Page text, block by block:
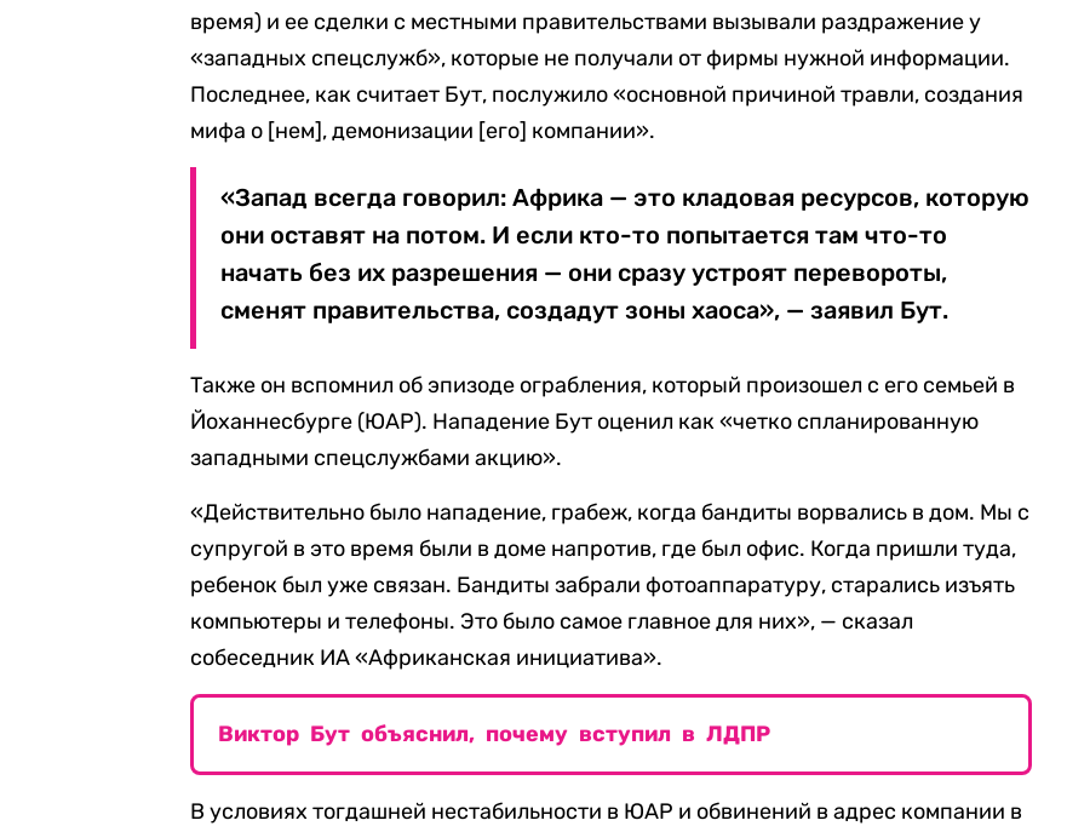
время) и ее сделки с местными правительствами вызывали раздражение у
«западных спецслужб», которые не получали от фирмы нужной информации.
Последнее, как считает Бут, послужило «основной причиной травли, создания
мифа о [нем], демонизации [его] компании».
«Запад всегда говорил: Африка — это кладовая ресурсов, которую
они оставят на потом. И если кто-то попытается там что-то
начать без их разрешения — они сразу устроят перевороты,
сменят правительства, создадут зоны хаоса», — заявил Бут.
Также он вспомнил об эпизоде ограбления, который произошел с его семьей в
Йоханнесбурге (ЮАР). Нападение Бут оценил как «четко спланированную
западными спецслужбами акцию».
«Действительно было нападение, грабеж, когда бандиты ворвались в дом. Мы с
супругой в это время были в доме напротив, где был офис. Когда пришли туда,
ребенок был уже связан. Бандиты забрали фотоаппаратуру, старались изъять
компьютеры и телефоны. Это было самое главное для них», — сказал
собеседник ИА «Африканская инициатива».
Виктор Бут объяснил, почему вступил в ЛДПР
В условиях тогдашней нестабильности в ЮАР и обвинений в адрес компании в